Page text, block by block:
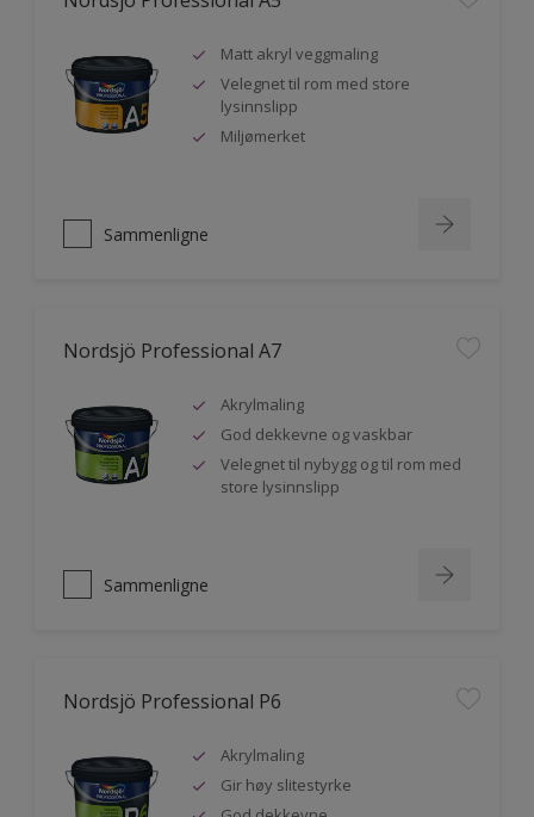
Matt akryl veggmaling
Velegnet til rom med store
lysinnslipp
Miljømerket
Sammenligne
Nordsjö Professional A7
Akrylmaling
God dekkevne og vaskbar
Velegnet til nybygg og til rom med
store lysinnslipp
Sammenligne
Nordsjö Professional P6
Akrylmaling
Gir høy slitestyrke